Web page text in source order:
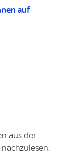
auf
aus der
nachzulesen.